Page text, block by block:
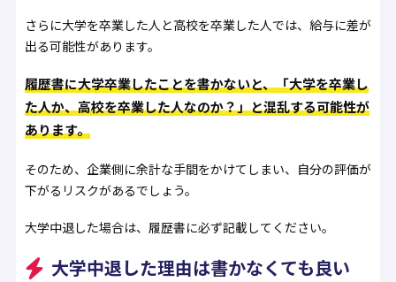
さらに大学を卒業した人と高校を卒業した人では、給与に差が
出る可能性があります。
履歴書に大学卒業したことを書かないと、「大学を卒業し
た人か、高校を卒業した人なのか？」と混乱する可能性が
あります。
そのため、企業側に余計な手間をかけてしまい、自分の評価が
下がるリスクがあるでしょう。
大学中退した場合は、履歴書に必ず記載してください。
大学中退した理由は書かなくても良い